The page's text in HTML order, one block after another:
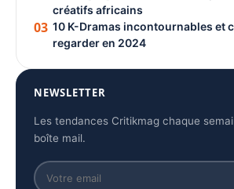
créatifs africains
03 10 K-Dramas incontournables et
regarder en 2024
NEWSLETTER
Les tendances Critikmag chaque
boîte mail.